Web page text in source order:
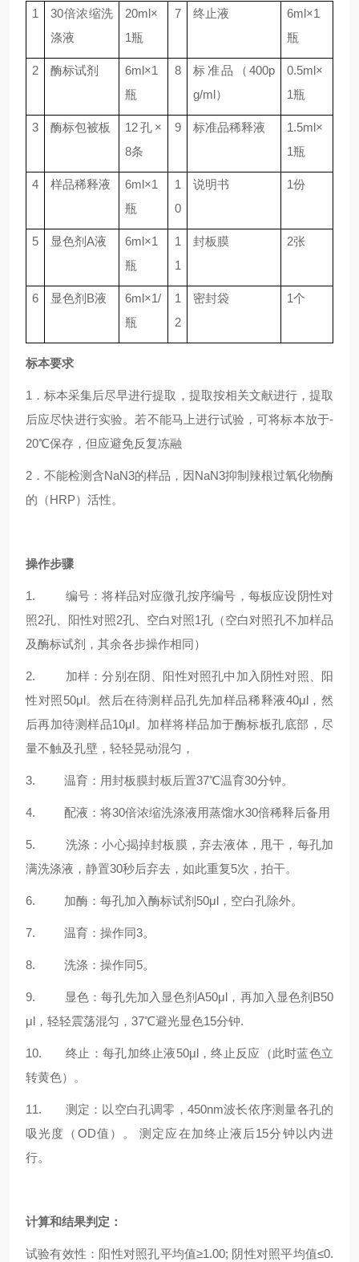
1 30倍浓缩洗
涤液
20ml×
1瓶
7 终止液 6ml×1
瓶
2 酶标试剂 6ml×1
瓶
8 标准品（ 400p
g/ml）
0.5ml×
1瓶
3 酶标包被板 12孔×
8条
9 标准品稀释液 1.5ml×
1瓶
4 样品稀释液 6ml×1
瓶
1
0
说明书 1份
5 显色剂A液 6ml×1
瓶
1
1
封板膜 2张
6 显色剂 B液 6ml×1/
瓶
1
2
密封袋 1个
标本要求
1．标本采集后尽早进行提取，提取按相关文献进行，提取
后应尽快进行实验。若不能马上进行试验，可将标本放于-
20℃保存，但应避免反复冻融
2．不能检测含NaN3的样品，因NaN3抑制辣根过氧化物酶
的（HRP）活性。
操作步骤
1. 编号：将样品对应微孔按序编号，每板应设阴性对
照2孔、阳性对照2孔、空白对照1孔（空白对照孔不加样品
及酶标试剂，其余各步操作相同）
2. 加样：分别在阴、阳性对照孔中加入阴性对照、阳
性对照50μl。然后在待测样品孔先加样品稀释液40μl，然
后再加待测样品10μl。加样将样品加于酶标板孔底部，尽
量不触及孔壁，轻轻晃动混匀，
3. 温育：用封板膜封板后置37℃温育30分钟。
4. 配液：将30倍浓缩洗涤液用蒸馏水30倍稀释后备用
5. 洗涤：小心揭掉封板膜，弃去液体，甩干，每孔加
满洗涤液，静置30秒后弃去，如此重复5次，拍干。
6. 加酶：每孔加入酶标试剂50μl，空白孔除外。
7. 温育：操作同3。
8. 洗涤：操作同5。
9. 显色：每孔先加入显色剂A50μl，再加入显色剂B50
μl，轻轻震荡混匀，37℃避光显色15分钟.
10. 终止：每孔加终止液50μl，终止反应（此时蓝色立
转黄色）。
11. 测定：以空白孔调零，450nm波长依序测量各孔的
吸光度（OD值）。 测定应在加终止液后15分钟以内进
行。
计算和结果判定：
试验有效性：阳性对照孔平均值≥1.00; 阴性对照平均值≤0.